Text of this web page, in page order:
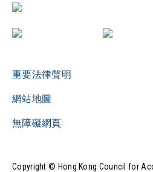
評審局三十
重要法律聲明
網站地圖
無障礙網頁
Copyright © Hong Kong Council for